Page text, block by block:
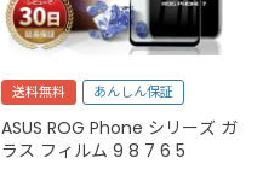
送料無料 あんしん保証
ASUS ROG Phone シリーズ ガ
ラス フィルム 9 8 7 6 5